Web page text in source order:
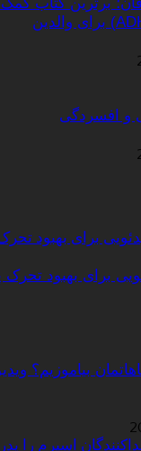
و افسردگی
برای بهبود
بیاموزیم؟